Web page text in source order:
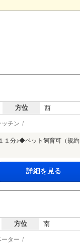
方位 西
ッチン
１分♪◆ペット飼育可（規約
詳細を見る
方位 南
ーター